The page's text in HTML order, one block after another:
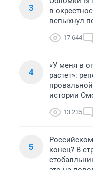
3
в
вспыхнул
17 644
4
«У меня в
растет»:
истории
13 235
5
конец? В